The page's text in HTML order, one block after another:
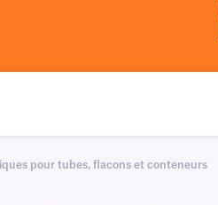
pour tubes, flacons et conteneurs